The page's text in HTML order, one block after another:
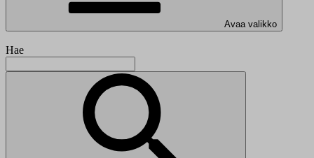
Avaa valikko
Hae